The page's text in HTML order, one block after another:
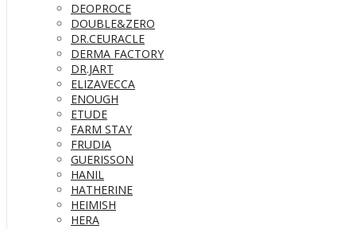
DEOPROCE
DOUBLE&ZERO
DR.CEURACLE
DERMA FACTORY
DR.JART
ELIZAVECCA
ENOUGH
ETUDE
FARM STAY
FRUDIA
GUERISSON
HANIL
HATHERINE
HEIMISH
HERA